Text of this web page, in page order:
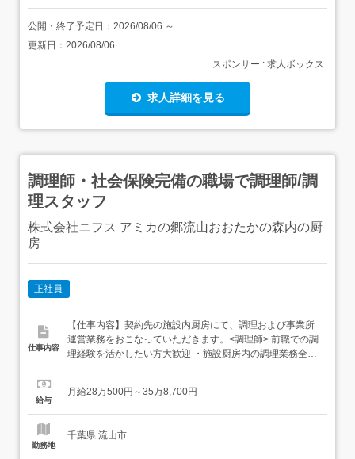
公開・終了予定日： 2026/08/06 ～
更新日： 2026/08/06
スポンサー : 求人ボックス
求人詳細を見る
調理師・社会保険完備の職場で調理師/調
理スタッフ
株式会社ニフス アミカの郷流山おおたかの森内の厨
房
正社員
仕事内容
【仕事内容】契約先の施設内厨房にて、調理および事業所
運営業務をおこなっていただきます。<調理師> 前職での調
理経験を活かしたい方大歓迎 ・施設厨房内の調理業務全般
(仕込み、調理、盛付け、洗浄など)・衛生管理や食材管
入り業務内容を把握するところからスタートしましょう。
給与
月給28万500円～35万8,700円
勤務地
千葉県 流山市